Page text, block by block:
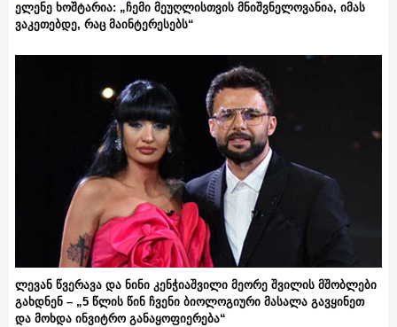
ელენე ხოშტარია: „ჩემი მეუღლისთვის მნიშვნელოვანია, იმას
ვაკეთებდე, რაც მაინტერესებს“
ლევან წვერავა და ნინი კენჭიაშვილი მეორე შვილის მშობლები
გახდნენ – „5 წლის წინ ჩვენი ბიოლოგიური მასალა გავყინეთ
და მოხდა ინვიტრო განაყოფიერება“